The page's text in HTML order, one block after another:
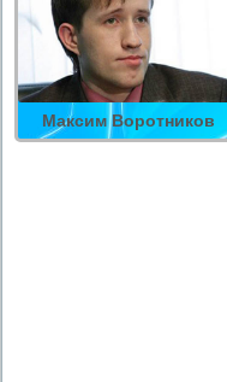
Максим Воротников